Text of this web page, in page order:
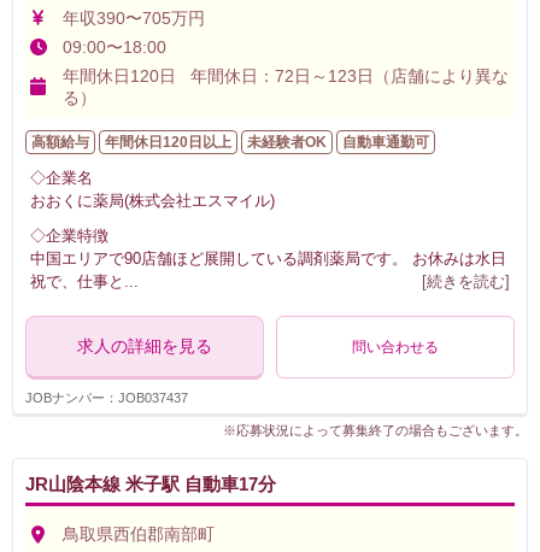
年収390〜705万円
09:00〜18:00
年間休日120日 年間休日：72日～123日（店舗により異な
る）
高額給与 年間休日120日以上 未経験者OK 自動車通勤可
◇企業名
おおくに薬局(株式会社エスマイル)
◇企業特徴
中国エリアで90店舗ほど展開している調剤薬局です。 お休みは水日
祝で、仕事と
[続きを読む]
求人の詳細を見る 問い合わせる
JOBナンバー：JOB037437
※応募状況によって募集終了の場合もございます。
JR山陰本線 米子駅 自動車17分
鳥取県西伯郡南部町